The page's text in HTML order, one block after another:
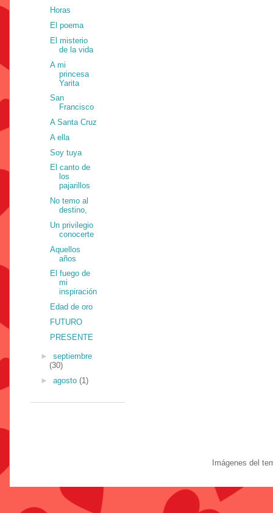
Horas
El poema
El misterio
de la vida
A mi
princesa
Yarita
San
Francisco
A Santa Cruz
A ella
Soy tuya
El canto de
los
pajarillos
No temo al
destino,
Un privilegio
conocerte
Aquellos
años
El fuego de
mi
inspiración
Edad de oro
FUTURO
PRESENTE
► septiembre
(30)
► agosto (1)
Imágenes del